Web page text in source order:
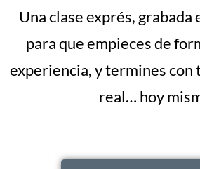
Una clase exprés, grabada
para que empieces de
experiencia, y termines con
real… hoy